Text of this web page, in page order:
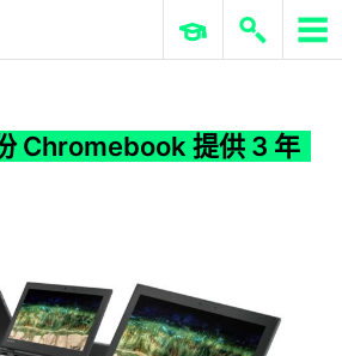
ERP 與商業 AI
Chromebook 提供 3 年